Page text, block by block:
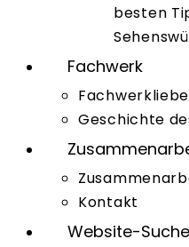
besten
Fachwerk
Fachwerkliebe
Geschichte
Kontakt
Website-